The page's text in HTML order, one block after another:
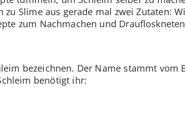
Slime aus gerade mal zwei Zutaten:
zum Nachmachen und Draufloskneten
bezeichnen. Der Name stammt vom
benötigt ihr: